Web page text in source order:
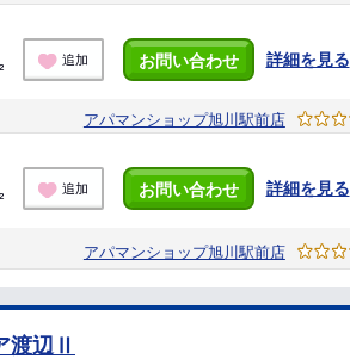
追加 お問い合わせ 詳細を見る
アパマンショップ旭川駅前店
追加 お問い合わせ 詳細を見る
アパマンショップ旭川駅前店
渡辺Ⅱ